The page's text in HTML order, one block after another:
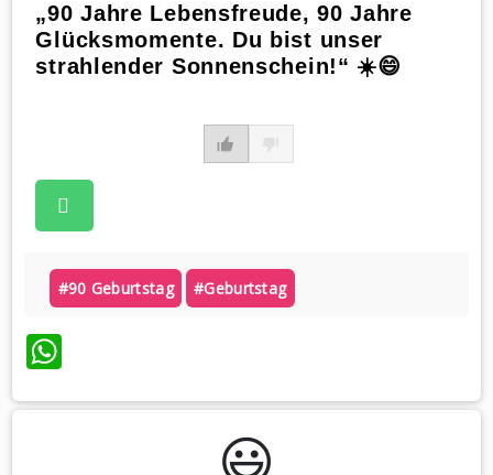
„90 Jahre Lebensfreude, 90 Jahre
Glücksmomente. Du bist unser
strahlender Sonnenschein!“ ☀️😄
#90 Geburtstag #geburtstag
WhatsApp